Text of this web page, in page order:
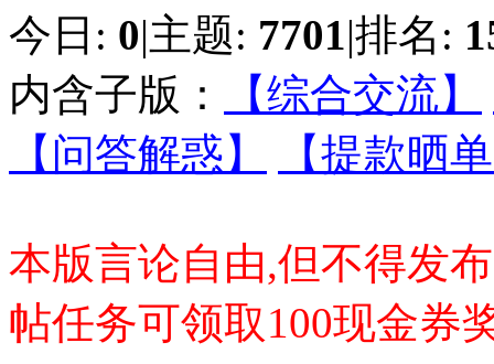
今日: 0|主题: 7701|排名:
内含子版：
【综合交流】
【问答解惑】
【提款晒
本版言论自由,但不得发
帖任务可领取100现金券